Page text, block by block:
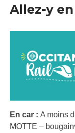
Allez-y
En car : A moins
MOTTE –